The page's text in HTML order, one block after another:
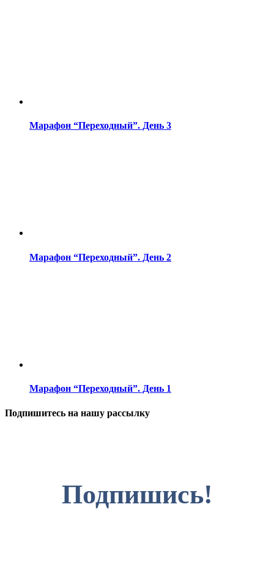
Марафон “Переходный”. День 3
Марафон “Переходный”. День 2
Марафон “Переходный”. День 1
Подпишитесь на нашу рассылку
Подпишись!